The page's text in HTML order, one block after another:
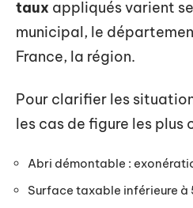
taux appliqués varient
municipal, le
France, la région.
Pour clarifier les
les cas de figure les plus
Abri démontable :
Surface taxable inférieure à